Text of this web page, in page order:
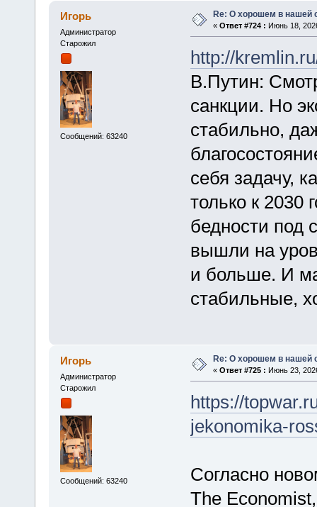
Игорь
Администратор
Старожил
Сообщений: 63240
Re: О хорошем в нашей
« Ответ #724 : Июнь 18,
http://
В.Путин:
санкции. Но
стабильно,
себя задачу,
только к 2030
бедности под
вышли на
и больше. И
стабильные,
Игорь
Администратор
Старожил
Сообщений: 63240
Re: О хорошем в нашей
« Ответ #725 : Июнь 23,
https://
jekonomika-
Согласно
The